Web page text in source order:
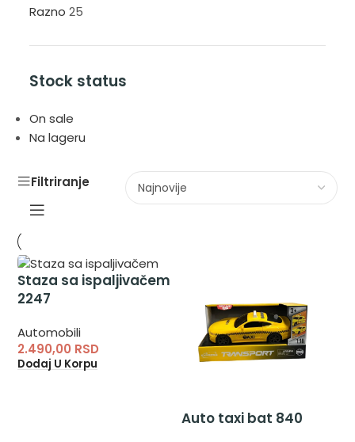
Razno 25
Stock status
On sale
Na lageru
Filtriranje
Staza sa ispaljivačem
2247
Automobili
2.490,00 RSD
Dodaj U Korpu
Auto taxi bat 840